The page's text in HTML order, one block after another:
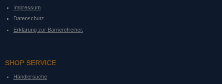
Impressum
Datenschutz
Erklärung zur Barrierefreiheit
SHOP SERVICE
Händlersuche